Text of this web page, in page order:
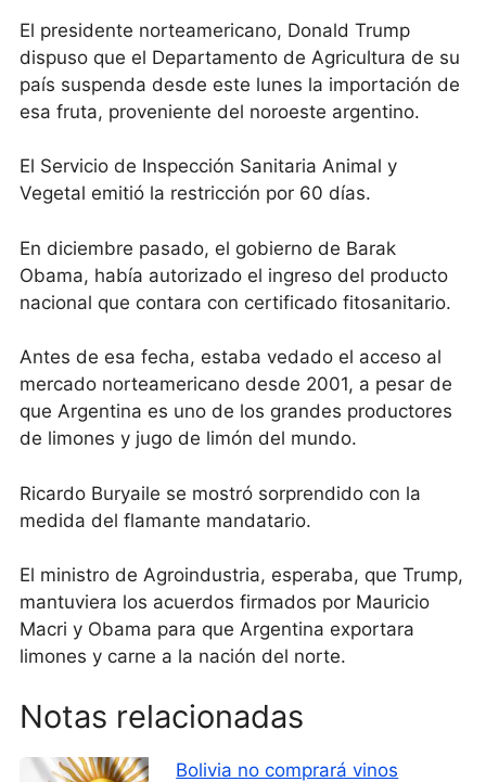
El presidente norteamericano, Donald Trump
dispuso que el Departamento de Agricultura de su
país suspenda desde este lunes la importación de
esa fruta, proveniente del noroeste argentino.
El Servicio de Inspección Sanitaria Animal y
Vegetal emitió la restricción por 60 días.
En diciembre pasado, el gobierno de Barak
Obama, había autorizado el ingreso del producto
nacional que contara con certificado fitosanitario.
Antes de esa fecha, estaba vedado el acceso al
mercado norteamericano desde 2001, a pesar de
que Argentina es uno de los grandes productores
de limones y jugo de limón del mundo.
Ricardo Buryaile se mostró sorprendido con la
medida del flamante mandatario.
El ministro de Agroindustria, esperaba, que Trump,
mantuviera los acuerdos firmados por Mauricio
Macri y Obama para que Argentina exportara
limones y carne a la nación del norte.
Notas relacionadas
Bolivia no comprará vinos